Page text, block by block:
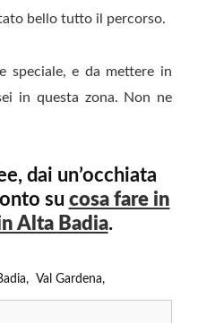
bello tutto il percorso.
speciale, e da mettere in
in questa zona. Non ne
dai un’occhiata
su cosa fare in
Alta Badia.
Val Gardena